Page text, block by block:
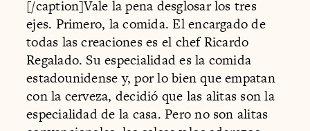
[/caption]Vale la pena desglosar los tres
ejes. Primero, la comida. El encargado de
todas las creaciones es el chef Ricardo
Regalado. Su especialidad es la comida
estadounidense y, por lo bien que empatan
con la cerveza, decidió que las alitas son la
especialidad de la casa. Pero no son alitas